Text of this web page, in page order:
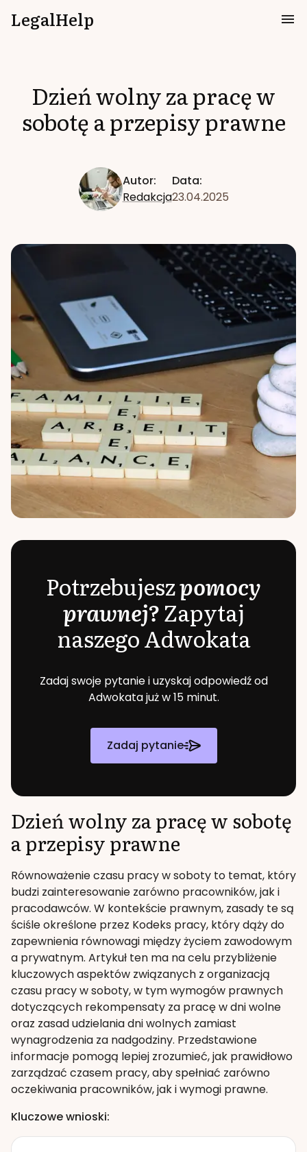
LegalHelp
Dzień wolny za pracę w
sobotę a przepisy prawne
Autor:
Redakcja
Data:
23.04.2025
Potrzebujeszpomocy
prawnej?Zapytaj
naszego Adwokata
Zadaj swoje pytanie i uzyskaj odpowiedź od
Adwokata już w 15 minut.
Zadaj pytanie
Dzień wolny za pracę w sobotę
a przepisy prawne
Równoważenie czasu pracy w soboty to temat, który
budzi zainteresowanie zarówno pracowników, jak i
pracodawców. W kontekście prawnym, zasady te są
ściśle określone przez Kodeks pracy, który dąży do
zapewnienia równowagi między życiem zawodowym
a prywatnym. Artykuł ten ma na celu przybliżenie
kluczowych aspektów związanych z organizacją
czasu pracy w soboty, w tym wymogów prawnych
dotyczących rekompensaty za pracę w dni wolne
oraz zasad udzielania dni wolnych zamiast
wynagrodzenia za nadgodziny. Przedstawione
informacje pomogą lepiej zrozumieć, jak prawidłowo
zarządzać czasem pracy, aby spełniać zarówno
oczekiwania pracowników, jak i wymogi prawne.
Kluczowe wnioski: